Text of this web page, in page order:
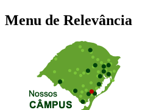
Menu de Relevância